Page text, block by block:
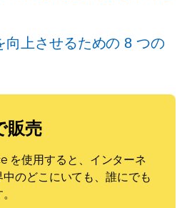
向上させるための 8 つの
販売
使用すると、インターネ
のどこにいても、誰にでも